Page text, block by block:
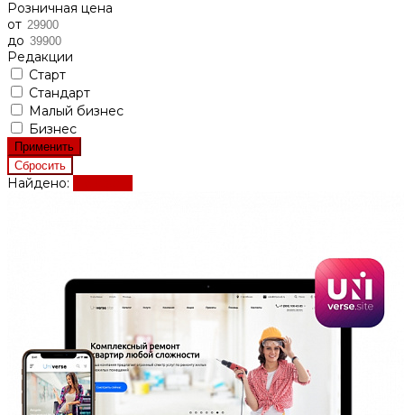
Розничная цена
от
до
Редакции
Старт
Стандарт
Малый бизнес
Бизнес
Найдено: